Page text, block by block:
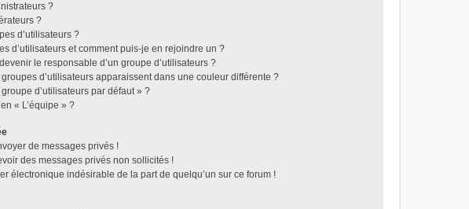
?
?
d’utilisateurs ?
d’utilisateurs et comment puis-je en rejoindre un ?
le responsable d’un groupe d’utilisateurs ?
d’utilisateurs apparaissent dans une couleur différente ?
groupe d’utilisateurs par défaut » ?
« L’équipe » ?
de messages privés !
des messages privés non sollicités !
électronique indésirable de la part de quelqu’un sur ce forum !